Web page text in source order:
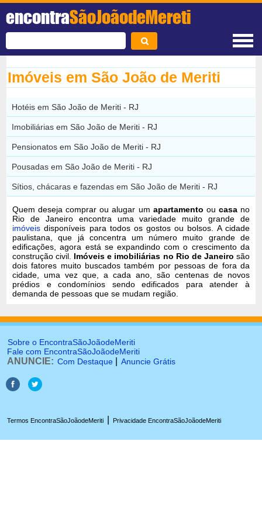
encontraSãoJoãodeMereti
Imóveis em São João de Meriti
Hotéis em São João de Meriti - RJ
Imobiliárias em São João de Meriti - RJ
Pensionatos em São João de Meriti - RJ
Pousadas em São João de Meriti - RJ
Sítios, chácaras e fazendas em São João de Meriti - RJ
Quem deseja comprar ou alugar um apartamento ou casano
Rio de Janeiro encontra uma variedade muito grande de
imóveis disponíveis para todos os gostos ou bolsos. A cidade
paulistana, que já concentra um número muito grande de
edificações, agora está se expandindo com o crescimento da
construção civil. Imóveis e imobiliárias no Rio de Janeiro são
dois fatores muito buscados também por pessoas de fora da
cidade, uma vez que, a cada ano, são centenas de novos
prédios e condomínios sendo edificados para atender à
demanda de pessoas que se mudam região.
Sobre o EncontraSãoJoãodeMeriti
Fale com EncontraSãoJoãodeMeriti
ANUNCIE: Com Destaque Anuncie Grátis
Termos EncontraSãoJoãodeMeriti Privacidade EncontraSãoJoãodeMeriti